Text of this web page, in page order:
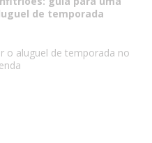
de temporada
o aluguel de temporada no